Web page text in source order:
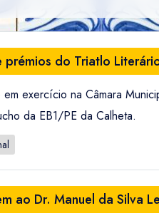
prémios do Triatlo
exercício na Câmara
da EB1/PE da Calheta.
ao Dr. Manuel da Silva